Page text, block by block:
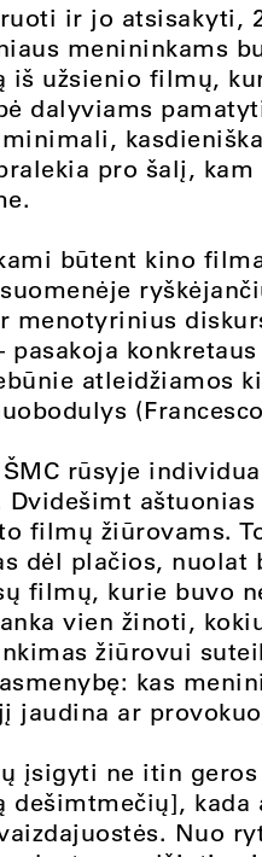
ir jo atsisakyti,
menininkams
iš užsienio filmų,
dalyviams
pro šalį,
būtent kino
menotyrinius
pasakoja
atleidžiamos
rūsyje
filmų žiūrovams.
dėl plačios, nuolat
filmų, kurie buvo
vien žinoti,
žiūrovui
kas
jaudina ar
įsigyti ne itin
dešimtmečių], kada
Nuo